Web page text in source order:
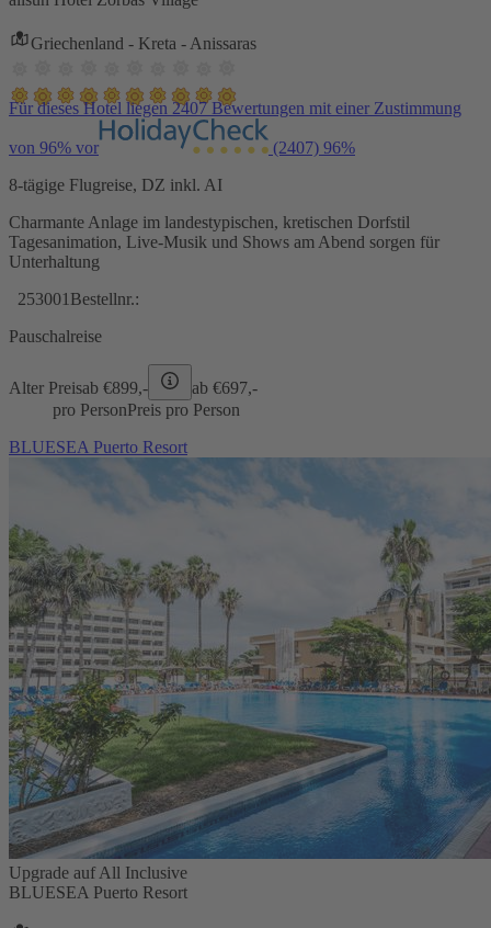
Griechenland - Kreta - Anissaras
Für dieses Hotel liegen 2407 Bewertungen mit einer Zustimmung
von 96% vor (2407) 96%
8-tägige Flugreise, DZ inkl. AI
Charmante Anlage im landestypischen, kretischen Dorfstil
Tagesanimation, Live-Musik und Shows am Abend sorgen für
Unterhaltung
253001 Bestellnr.:
Pauschalreise
Alter Preisab €899,- ab €697,-
pro PersonPreis pro Person
BLUESEA Puerto Resort
Upgrade auf All Inclusive
BLUESEA Puerto Resort